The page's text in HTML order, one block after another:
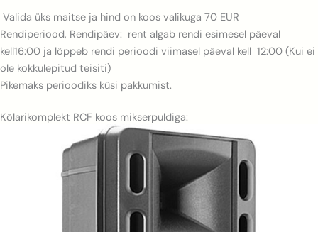
Valida üks maitse ja hind on koos valikuga 70 EUR
Rendiperiood, Rendipäev: rent algab rendi esimesel päeval
kell16:00 ja lõppeb rendi perioodi viimasel päeval kell 12:00 (Kui ei
ole kokkulepitud teisiti)
Pikemaks perioodiks küsi pakkumist.
Kõlarikomplekt RCF koos mikserpuldiga: